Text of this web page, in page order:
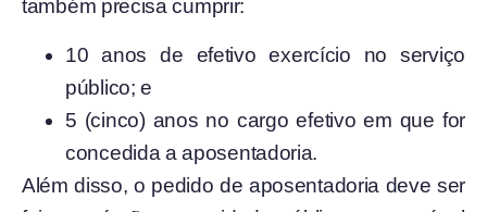
também precisa cumprir:
10 anos de efetivo exercício no serviço
público; e
5 (cinco) anos no cargo efetivo em que for
concedida a aposentadoria.
Além disso, o pedido de aposentadoria deve ser